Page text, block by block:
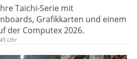
Taichi-Serie mit
Grafikkarten und einem
der Computex 2026.
Uhr